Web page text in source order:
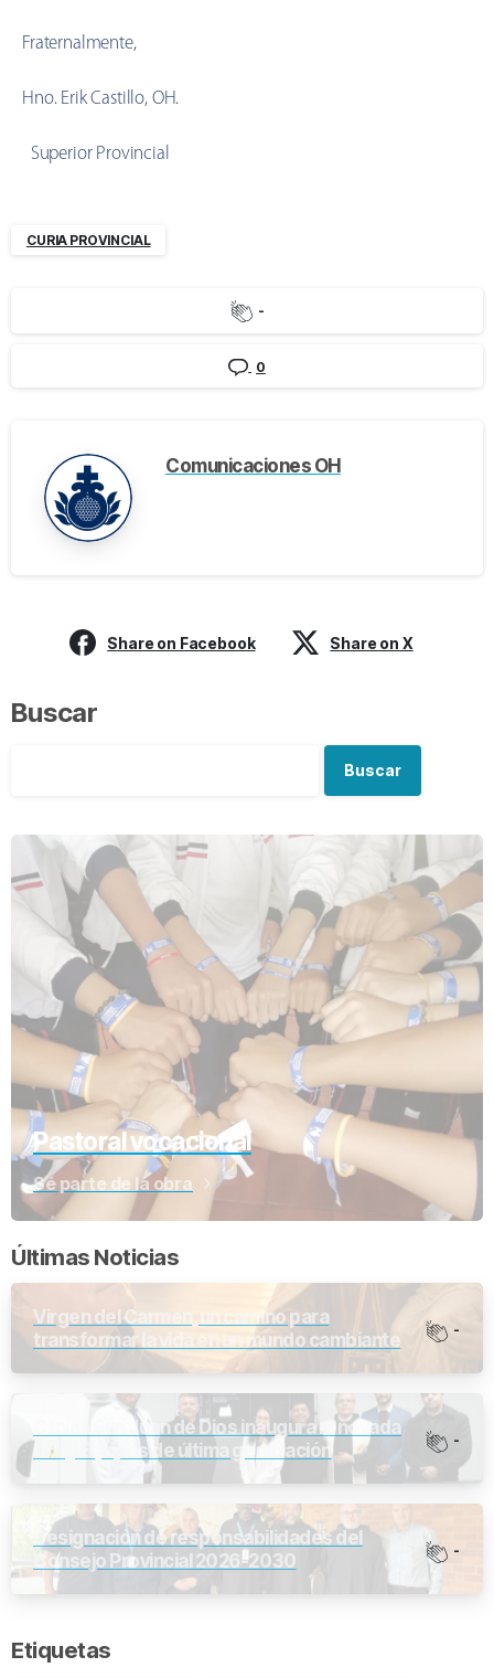
Fraternalmente,
Hno. Erik Castillo, OH.
Superior Provincial
CURIA PROVINCIAL
-
0
Comunicaciones OH
Share on Facebook Share on X
Buscar
Buscar
Pastoral vocacional
Sé parte de la obra
Últimas Noticias
Virgen del Carmen, un camino para
transformar la vida en un mundo cambiante
-
Clínica San Juan de Dios inaugura renovada
UCI y Equipos de última generación
-
Designación de responsabilidades del
Consejo Provincial 2026-2030
-
Etiquetas